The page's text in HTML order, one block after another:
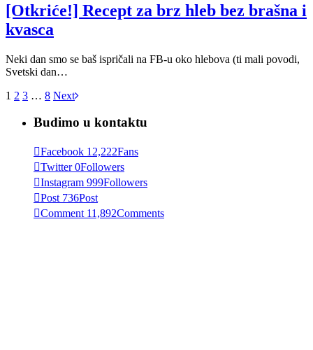
[Otkriće!] Recept za brz hleb bez brašna i
kvasca
Neki dan smo se baš ispričali na FB-u oko hlebova (ti mali povodi,
Svetski dan…
1 2 3 … 8 Next
Budimo u kontaktu
Facebook 12,222Fans
Twitter 0Followers
Instagram 999Followers
Post 736Post
Comment 11,892Comments